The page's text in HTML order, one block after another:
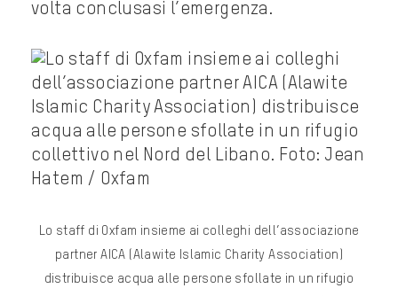
volta conclusasi l’emergenza.
Lo staff di Oxfam insieme ai colleghi dell’associazione
partner AICA (Alawite Islamic Charity Association)
distribuisce acqua alle persone sfollate in un rifugio